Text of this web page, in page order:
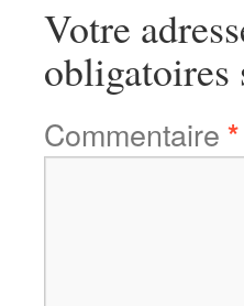
Votre
Commentaire *